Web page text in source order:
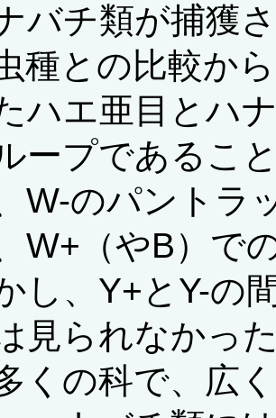
バチ類が捕獲
種との比較か
ハエ亜目とハ
ープであるこ
W-のパントラ
W+（やB）で
し、Y+とY-の
見られなかっ
くの科で、広